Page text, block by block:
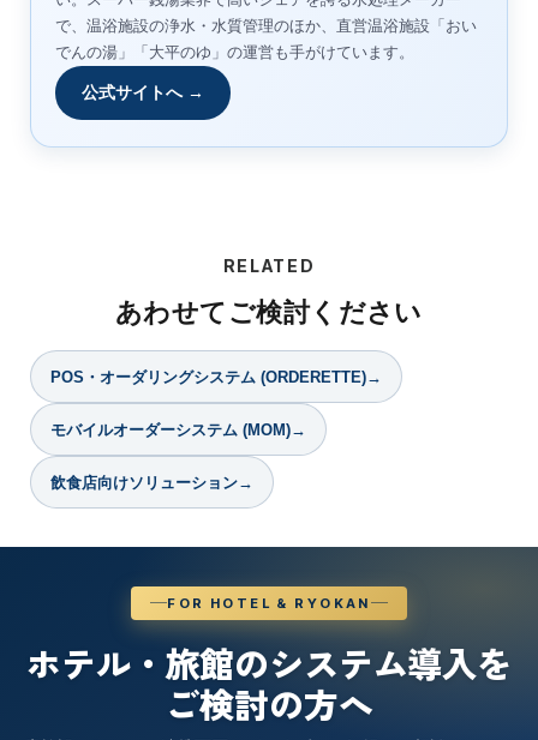
で、温浴施設の浄水・水質管理のほか、直営温浴施設「おい
でんの湯」「大平のゆ」の運営も手がけています。
公式サイトへ →
RELATED
あわせてご検討ください
POS・オーダリングシステム (ORDERETTE)
モバイルオーダーシステム (MOM)
飲食店向けソリューション
FOR HOTEL & RYOKAN
ホテル・旅館のシステム導入を
ご検討の方へ